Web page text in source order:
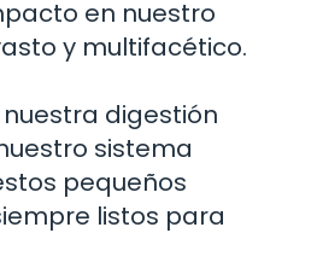
en nuestro
y multifacético.
digestión
sistema
pequeños
listos para